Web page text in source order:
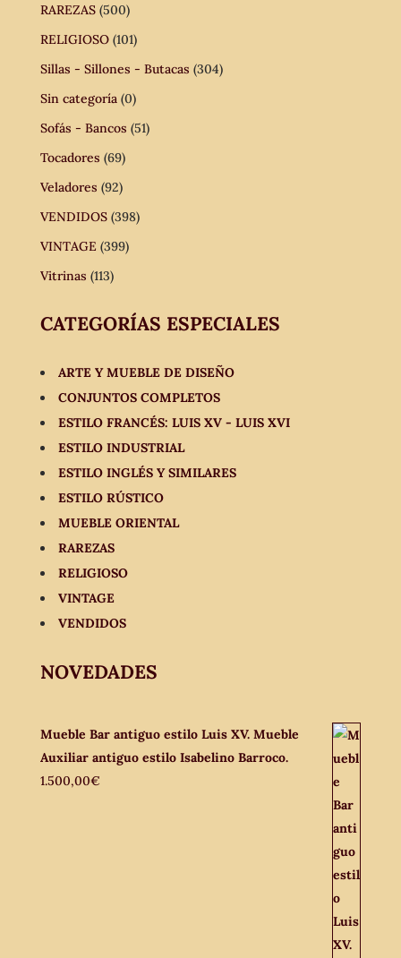
RAREZAS (500)
RELIGIOSO (101)
Sillas - Sillones - Butacas (304)
Sin categoría (0)
Sofás - Bancos (51)
Tocadores (69)
Veladores (92)
VENDIDOS (398)
VINTAGE (399)
Vitrinas (113)
CATEGORÍAS ESPECIALES
ARTE Y MUEBLE DE DISEÑO
CONJUNTOS COMPLETOS
ESTILO FRANCÉS: LUIS XV - LUIS XVI
ESTILO INDUSTRIAL
ESTILO INGLÉS Y SIMILARES
ESTILO RÚSTICO
MUEBLE ORIENTAL
RAREZAS
RELIGIOSO
VINTAGE
VENDIDOS
NOVEDADES
Mueble Bar antiguo estilo Luis XV. Mueble
Auxiliar antiguo estilo Isabelino Barroco.
1.500,00€